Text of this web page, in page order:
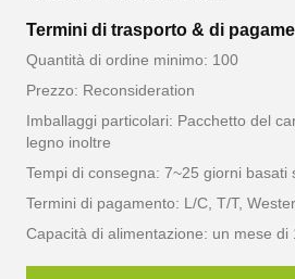
Termini di trasporto & di
Quantità di ordine minimo: 100
Prezzo: Reconsideration
Imballaggi particolari: Pacchetto del
legno inoltre
Tempi di consegna: 7~25 giorni basati
Termini di pagamento: L/C, T/T,
Capacità di alimentazione: un mese di